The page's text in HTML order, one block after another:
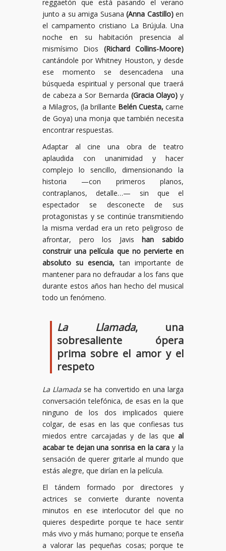
reggaetón que está pasando el verano
junto a su amiga Susana(Anna Castillo)en
el campamento cristiano La Brújula. Una
noche en su habitación presencia al
mismísimo Dios (Richard Collins-Moore)
cantándole por Whitney Houston, y desde
ese momento se desencadena una
búsqueda espiritual y personal que traerá
de cabeza a Sor Bernarda (Gracia Olayo) y
a Milagros, (la brillante Belén Cuesta, carne
de Goya) una monja que también necesita
encontrar respuestas.
Adaptar al cine una obra de teatro
aplaudida con unanimidad y hacer
complejo lo sencillo, dimensionando la
historia —con primeros planos,
contraplanos, detalle…— sin que el
espectador se desconecte de sus
protagonistas y se continúe transmitiendo
la misma verdad era un reto peligroso de
afrontar, pero los Javis han sabido
construir una película que no pervierte en
absoluto su esencia, tan importante de
mantener para no defraudar a los fans que
durante estos años han hecho del musical
todo un fenómeno.
La Llamada, una
sobresaliente ópera
prima sobre el amor y el
respeto
La Llamada se ha convertido en una larga
conversación telefónica, de esas en la que
ninguno de los dos implicados quiere
colgar, de esas en las que confiesas tus
miedos entre carcajadas y de las que al
acabar te dejan una sonrisa en la cara y la
sensación de querer gritarle al mundo que
estás alegre, que dirían en la película.
El tándem formado por directores y
actrices se convierte durante noventa
minutos en ese interlocutor del que no
quieres despedirte porque te hace sentir
más vivo y más humano; porque te enseña
a valorar las pequeñas cosas; porque te